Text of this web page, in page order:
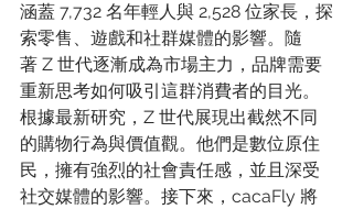
涵蓋 7,732 名年輕人與 2,528 位家長，探
索零售、遊戲和社群媒體的影響。隨
著 Z 世代逐漸成為市場主力，品牌需要
重新思考如何吸引這群消費者的目光。
根據最新研究，Z 世代展現出截然不同
的購物行為與價值觀。他們是數位原住
民，擁有強烈的社會責任感，並且深受
社交媒體的影響。接下來，cacaFly 將